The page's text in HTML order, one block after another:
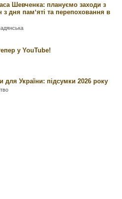
Шевченка: плануємо заходи з
з дня памʼяті та перепоховання в
у YouTube!
України: підсумки 2026 року